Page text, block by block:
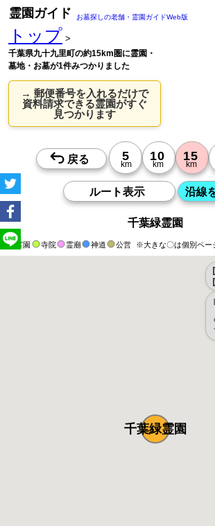
霊園ガイド お墓探しの老舗・霊園ガイドWeb版
トップ >
千葉県九十九里町の約15km圏に霊園・
墓地・お墓が1件みつかりました
→ 郵便番号を入れるだけで
資料請求できる霊園がすぐ
見つかります
千葉緑霊園
霊園 寺院 霊廟 神道 公営 ※大きな〇は個別ペー
千葉緑霊園